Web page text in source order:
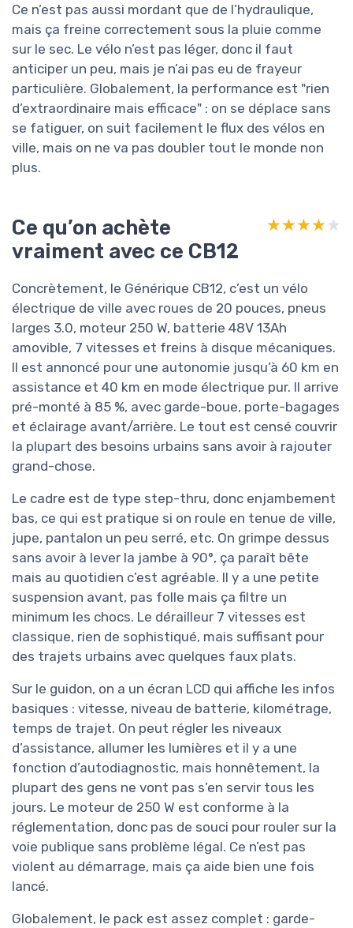
Ce n’est pas aussi mordant que de l’hydraulique,
mais ça freine correctement sous la pluie comme
sur le sec. Le vélo n’est pas léger, donc il faut
anticiper un peu, mais je n’ai pas eu de frayeur
particulière. Globalement, la performance est "rien
d’extraordinaire mais efficace" : on se déplace sans
se fatiguer, on suit facilement le flux des vélos en
ville, mais on ne va pas doubler tout le monde non
plus.
Ce qu’on achète
vraiment avec ce CB12
★★★★★
★★★★★
Concrètement, le Générique CB12, c’est un vélo
électrique de ville avec roues de 20 pouces, pneus
larges 3.0, moteur 250 W, batterie 48V 13Ah
amovible, 7 vitesses et freins à disque mécaniques.
Il est annoncé pour une autonomie jusqu’à 60 km en
assistance et 40 km en mode électrique pur. Il arrive
pré-monté à 85 %, avec garde-boue, porte-bagages
et éclairage avant/arrière. Le tout est censé couvrir
la plupart des besoins urbains sans avoir à rajouter
grand-chose.
Le cadre est de type step-thru, donc enjambement
bas, ce qui est pratique si on roule en tenue de ville,
jupe, pantalon un peu serré, etc. On grimpe dessus
sans avoir à lever la jambe à 90°, ça paraît bête
mais au quotidien c’est agréable. Il y a une petite
suspension avant, pas folle mais ça filtre un
minimum les chocs. Le dérailleur 7 vitesses est
classique, rien de sophistiqué, mais suffisant pour
des trajets urbains avec quelques faux plats.
Sur le guidon, on a un écran LCD qui affiche les infos
basiques : vitesse, niveau de batterie, kilométrage,
temps de trajet. On peut régler les niveaux
d’assistance, allumer les lumières et il y a une
fonction d’autodiagnostic, mais honnêtement, la
plupart des gens ne vont pas s’en servir tous les
jours. Le moteur de 250 W est conforme à la
réglementation, donc pas de souci pour rouler sur la
voie publique sans problème légal. Ce n’est pas
violent au démarrage, mais ça aide bien une fois
lancé.
Globalement, le pack est assez complet : garde-